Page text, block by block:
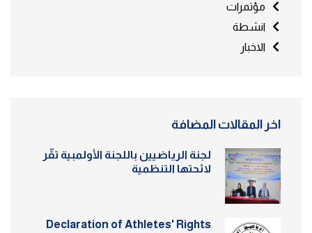
مؤتمرات
انشطة
الاخبار
اخر المقالات المضافة
لجنة الرياضيين باللجنة الأولمبية تقّر
لائحتها التنظمية
Declaration of Athletes' Rights